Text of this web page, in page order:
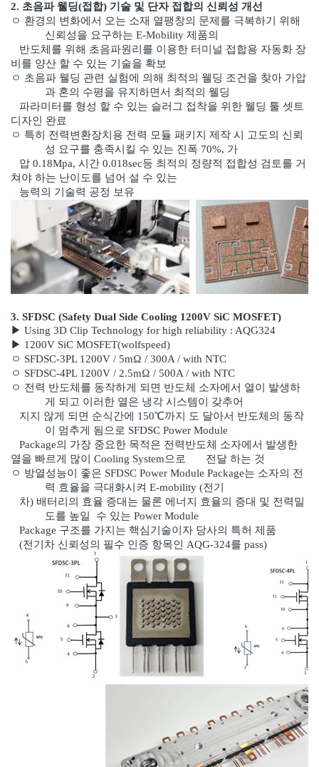
2. 초음파 웰딩(접합) 기술 및 단자 접합의 신뢰성 개선
ㅇ 환경의 변화에서 오는 소재 열팽창의 문제를 극복하기 위해
신뢰성을 요구하는 E-Mobility 제품의
반도체 를 위해 초음파원리를 이용한 터미널 접합용 자동화 장
비를 양산 할 수 있는 기술을 확보
ㅇ 초음파 웰딩 관련 실험에 의해 최적의 웰딩 조건을 찾아 가압
과 혼의 수평을 유지하면서 최적의 웰딩
파라미터를 형성 할 수 있는 슬러그 접착을 위한 웰딩 툴 셋트
디자인 완료
ㅇ 특히 전력변환장치용 전력 모듈 패키지 제작 시 고도의 신뢰
성 요구를 충족시킬 수 있는 진폭 70%, 가
압 0.18Mpa, 시간 0.018sec등 최적의 정량적 접합성 검토를 거
쳐야 하는 난이도를 넘어 설 수 있는
능력의 기 술력 공정 보유
3. SFDSC (Safety Dual Side Cooling 1200V SiC MOSFET)
▶ Using 3D Clip Technology for high reliability : AQG324
▶ 1200V SiC MOSFET(wolfspeed)
ㅇ SFDSC-3PL 1200V / 5mΩ / 300A / with NTC
ㅇ SFDSC-4PL 1200V / 2.5mΩ / 500A / with NTC
ㅇ 전력 반도체를 동작하게 되면 반도체 소자에서 열이 발생하
게 되고 이러한 열은 냉각 시스템이 갖추어
지 지 않게 되면 순식간에 150℃까지 도 달아서 반도체의 동작
이 멈추게 됨으로 SFDSC Power Module
Package의 가장 중요한 목적은 전력반도체 소자에서 발생한
열을 빠르게 많이 Cooling System으로 전달 하는 것
ㅇ 방열성능이 좋은 SFDSC Power Module Package는 소자의 전
력 효율을 극대화시켜 E-mobility (전기
차) 배터리의 효율 증대는 물론 에너지 효율의 증대 및 전력밀
도를 높일 수 있는 Power Module
Package 구조를 가지는 핵심기술이자 당사의 특허 제품
(전기차 신뢰성의 필수 인증 항목인 AQG-324를 pass)